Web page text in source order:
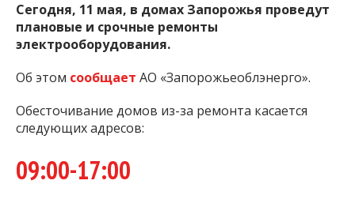
Сегодня, 11 мая, в домах Запорожья проведут
плановые и срочные ремонты
электрооборудования.
Об этом сообщает АО «Запорожьеоблэнерго».
Обесточивание домов из-за ремонта касается
следующих адресов:
09:00-17:00